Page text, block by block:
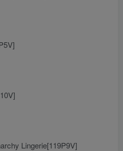
Lingerie[119P9V]